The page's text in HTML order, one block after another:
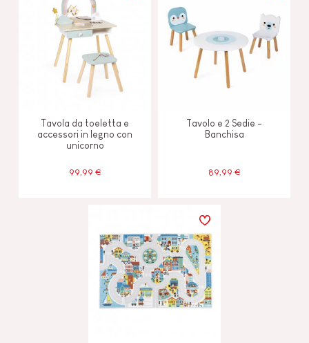
Tavola da toeletta e
accessori in legno con
unicorno
99,99 €
Tavolo e 2 Sedie -
Banchisa
89,99 €